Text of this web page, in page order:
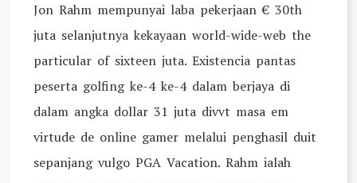
Jon Rahm mempunyai laba pekerjaan € 30th
juta selanjutnya kekayaan world-wide-web the
particular of sixteen juta. Existencia pantas
peserta golfing ke-4 ke-4 dalam berjaya di
dalam angka dollar 31 juta divvt masa em
virtude de online gamer melalui penghasil duit
sepanjang vulgo PGA Vacation. Rahm ialah